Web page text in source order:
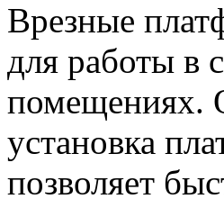
Врезные
для работы в
помещениях.
установка
позволяет